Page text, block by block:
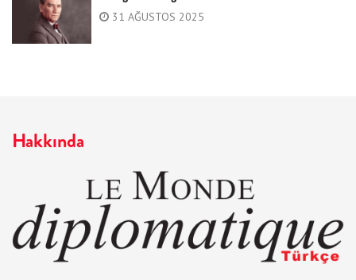
31 AĞUSTOS 2025
Hakkında